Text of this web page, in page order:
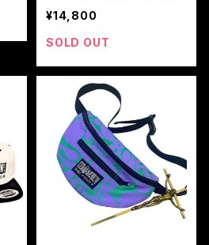
シャルT！XL!両面プリント!
不良悪ガキ赤ボディー
¥14,800
SOLD OUT